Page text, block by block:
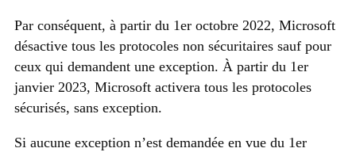
Par conséquent, à partir du 1er octobre 2022, Microsoft
désactive tous les protocoles non sécuritaires sauf pour
ceux qui demandent une exception. À partir du 1er
janvier 2023, Microsoft activera tous les protocoles
sécurisés, sans exception.
Si aucune exception n’est demandée en vue du 1er